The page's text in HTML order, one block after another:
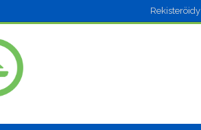
Rekisteröidy